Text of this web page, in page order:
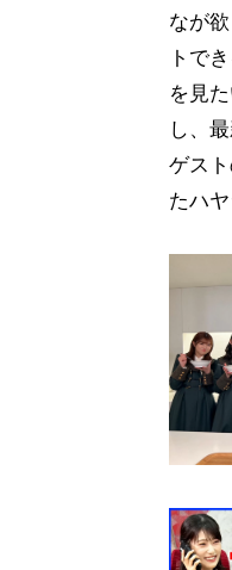
なが
トで
を見
し、
ゲス
たハ